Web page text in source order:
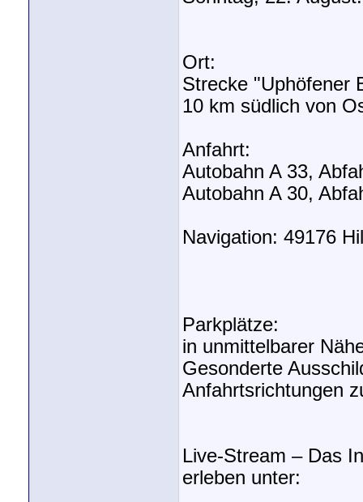
Ort:
Strecke "Uphöfener
10 km südlich von
Anfahrt:
Autobahn A 33,
Autobahn A 30,
Navigation: 49176
Parkplätze:
in unmittelbarer
Gesonderte
Anfahrtsrichtungen
Live-Stream – Das
erleben unter: